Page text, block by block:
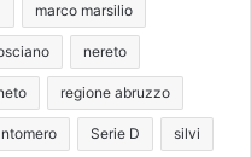
marco marsilio
nereto
regione abruzzo
Serie D silvi